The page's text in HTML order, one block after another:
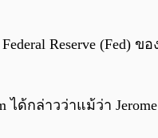
Reserve (Fed)
ด้กล่าวว่าแม้ว่า